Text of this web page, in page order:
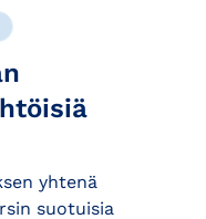
yhtenä
suotuisia